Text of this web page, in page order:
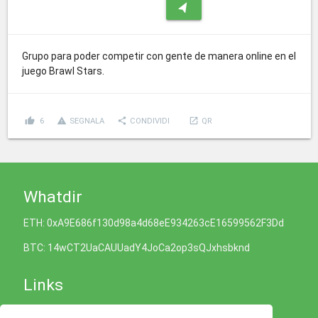
navigation
Grupo para poder competir con gente de manera online en el
juego Brawl Stars.
thumb_up 6 report_problem SEGNALA share CONDIVIDI launch QR
Whatdir
ETH: 0xA9E686f130d98a4d68eE934263cE16599562F3Dd
BTC: 14wCT2UaCAUUadY4JoCa2op3sQJxhsbknd
Links